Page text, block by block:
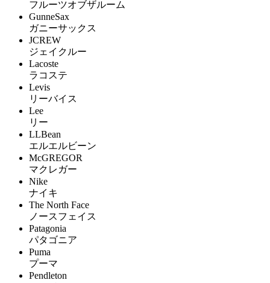
フルーツオブザルーム
GunneSax
ガニーサックス
JCREW
ジェイクルー
Lacoste
ラコステ
Levis
リーバイス
Lee
リー
LLBean
エルエルビーン
McGREGOR
マクレガー
Nike
ナイキ
The North Face
ノースフェイス
Patagonia
パタゴニア
Puma
プーマ
Pendleton